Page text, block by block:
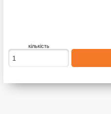
кількість